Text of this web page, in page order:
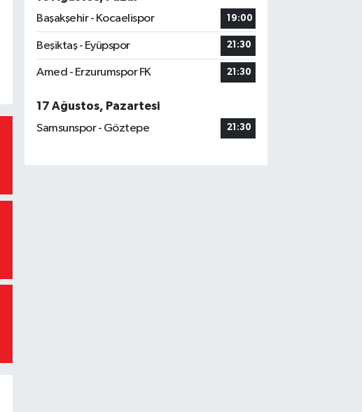
Başakşehir - Kocaelispor
19:00
Beşiktaş - Eyüpspor 21:30
Amed - Erzurumspor FK 21:30
17 Ağustos, Pazartesi
Samsunspor - Göztepe
21:30